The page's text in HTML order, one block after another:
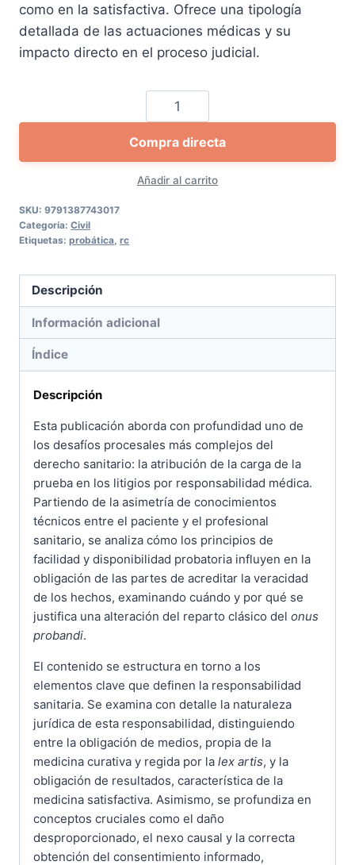
como en la satisfactiva. Ofrece una tipología
detallada de las actuaciones médicas y su
impacto directo en el proceso judicial.
La
carga
de
la
prueba
de
cantidad
Añadir al carrito
Compra directa
SKU: 9791387743017
Categoría: Civil
Etiquetas: probática rc
Descripción
Información adicional
Índice
Descripción
Esta publicación aborda con profundidad uno de
los desafíos procesales más complejos del
derecho sanitario: la atribución de la carga de la
prueba en los litigios por responsabilidad médica.
Partiendo de la asimetría de conocimientos
técnicos entre el paciente y el profesional
sanitario, se analiza cómo los principios de
facilidad y disponibilidad probatoria influyen en la
obligación de las partes de acreditar la veracidad
de los hechos, examinando cuándo y por qué se
justifica una alteración del reparto clásico del onus
probandi.
El contenido se estructura en torno a los
elementos clave que definen la responsabilidad
sanitaria. Se examina con detalle la naturaleza
jurídica de esta responsabilidad, distinguiendo
entre la obligación de medios, propia de la
medicina curativa y regida por la lex artis, y la
obligación de resultados, característica de la
medicina satisfactiva. Asimismo, se profundiza en
conceptos cruciales como el daño
desproporcionado, el nexo causal y la correcta
obtención del consentimiento informado,